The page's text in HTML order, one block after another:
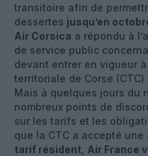
transitoire afin de
dessertes jusqu’en
Air Corsica a répondu à
de service public
devant entrer en vigueur
territoriale de Corse
Mais à quelques jours du
nombreux points de
sur les tarifs et les
que la CTC a accepté une
tarif résident Air France